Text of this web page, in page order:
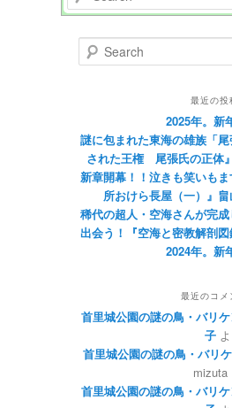
Search
最近の投
2025年。新
謎に包まれた東海の雄族「
された王権 尾張氏の正体
新章開幕！！泣きも笑いも
所おけら長屋（一）』畠
稀代の超人・空海さんが完
出会う！『空海と密教解剖図
2024年。新
最近のコメ
首里城公園の謎の鳥・バリケ
子
首里城公園の謎の鳥・バリケ
mizuta
首里城公園の謎の鳥・バリケ